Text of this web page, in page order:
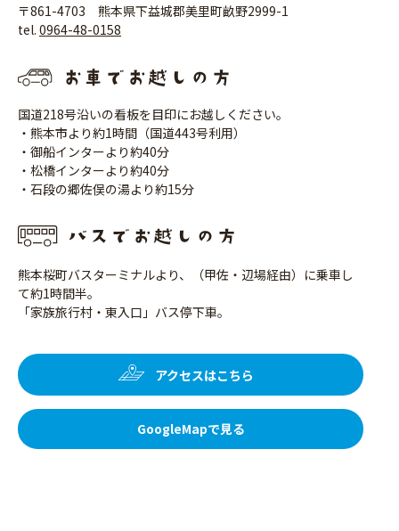
〒861-4703 熊本県下益城郡美里町畝野2999-1
tel. 0964-48-0158
国道218号沿いの看板を目印にお越しください。
・熊本市より約1時間（国道443号利用）
・御船インターより約40分
・松橋インターより約40分
・石段の郷佐俣の湯より約15分
熊本桜町バスターミナルより、（甲佐・辺場経由）に乗車し
て約1時間半。
「家族旅行村・東入口」バス停下車。
アクセスはこちら
GoogleMapで見る